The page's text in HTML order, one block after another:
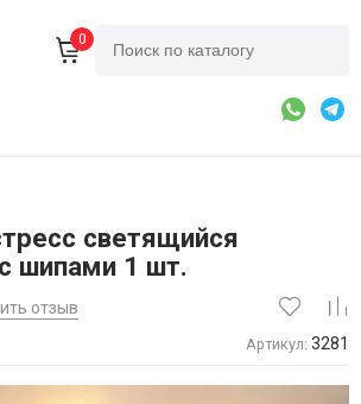
0
светящийся
шипами 1 шт.
отзыв
Артикул: 3281